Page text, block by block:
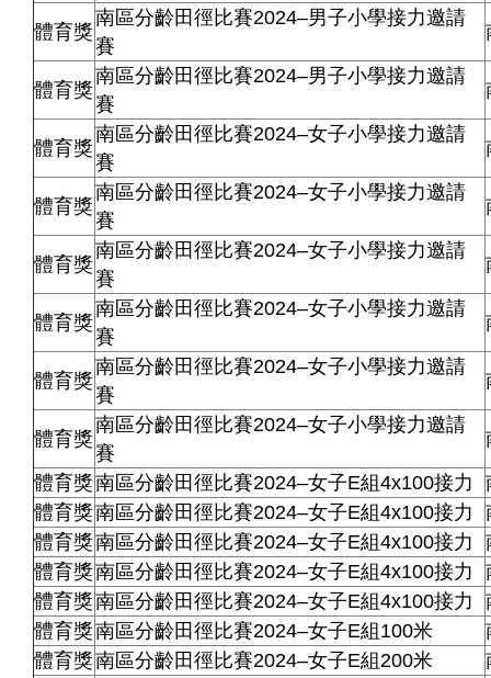
體育獎
南區分齡田徑比賽2024–男子小學接力邀請
賽
體育獎
南區分齡田徑比賽2024–男子小學接力邀請
賽
體育獎
南區分齡田徑比賽2024–女子小學接力邀請
賽
體育獎
南區分齡田徑比賽2024–女子小學接力邀請
賽
體育獎
南區分齡田徑比賽2024–女子小學接力邀請
賽
體育獎
南區分齡田徑比賽2024–女子小學接力邀請
賽
體育獎
南區分齡田徑比賽2024–女子小學接力邀請
賽
體育獎
南區分齡田徑比賽2024–女子小學接力邀請
賽
體育獎南區分齡田徑比賽2024–女子E組4x100接力
體育獎南區分齡田徑比賽2024–女子E組4x100接力
體育獎南區分齡田徑比賽2024–女子E組4x100接力
體育獎南區分齡田徑比賽2024–女子E組4x100接力
體育獎南區分齡田徑比賽2024–女子E組4x100接力
體育獎南區分齡田徑比賽2024–女子E組100米
體育獎南區分齡田徑比賽2024–女子E組200米